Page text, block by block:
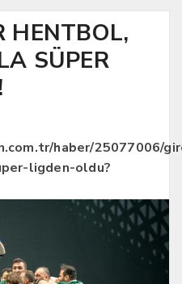
HENTBOL,
SÜPER
haber/25077006/
ligden-oldu?